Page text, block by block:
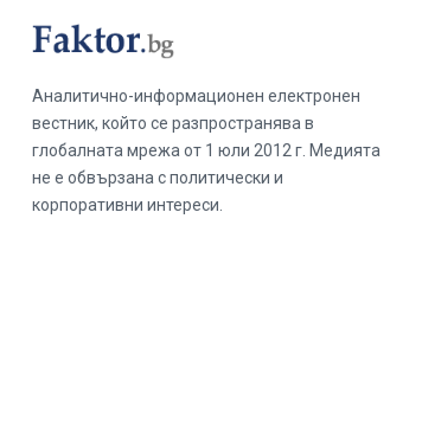
Аналитично-информационен електронен
вестник, който се разпространява в
глобалната мрежа от 1 юли 2012 г. Медията
не е обвързана с политически и
корпоративни интереси.